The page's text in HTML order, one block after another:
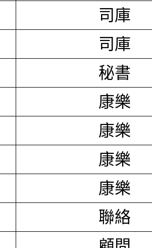
司庫
司庫
秘書
康樂
康樂
康樂
康樂
聯絡